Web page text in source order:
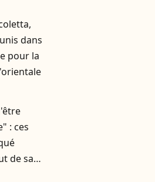
dans
pour la
: ces
de sa